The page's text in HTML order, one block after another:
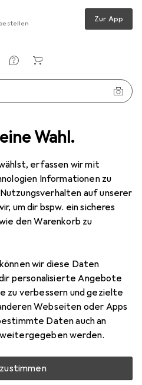
Wahl.
erfassen wir mit
Informationen zu
auf unserer
um dir bspw. ein sicheres
den Warenkorb zu
wir diese Daten
personalisierte Angebote
zu verbessern und gezielte
Webseiten oder Apps
Daten auch an
werden.
Zur App
Zubehör Miniland Thermibag
Marke
Mehr von Miniland
Drittanbieter
Lieferzeit